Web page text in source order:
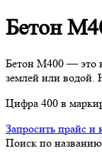
Бетон
Бетон М400 — это
землей или водой.
Цифра 400 в
Запросить прайс и
Поиск по названию